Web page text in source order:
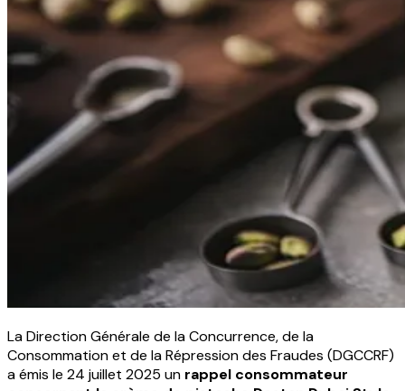
La Direction Générale de la Concurrence, de la
Consommation et de la Répression des Fraudes (DGCCRF)
a émis le 24 juillet 2025 un rappel consommateur